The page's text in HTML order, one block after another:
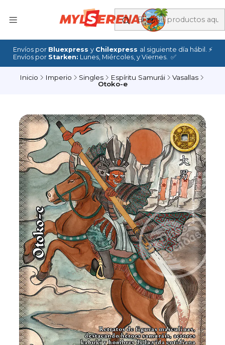
Envíos por Bluexpress y Chilexpress al siguiente día hábil. ⚡
Envíos por Starken: Lunes, Miércoles, y Viernes. ✅
Inicio Imperio Singles Espíritu Samurái
Vasallas
Otoko-e